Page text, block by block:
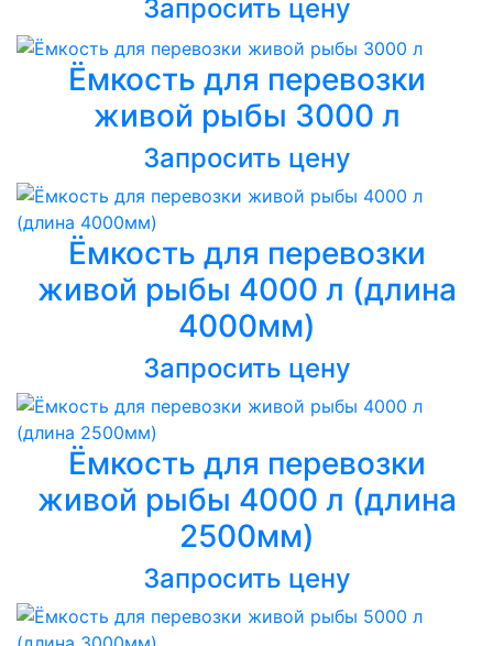
Запросить цену
Ёмкость для перевозки
живой рыбы 3000 л
Запросить цену
Ёмкость для перевозки
живой рыбы 4000 л (длина
4000мм)
Запросить цену
Ёмкость для перевозки
живой рыбы 4000 л (длина
2500мм)
Запросить цену